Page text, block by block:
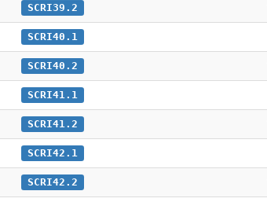
SCRI39.2
SCRI40.1
SCRI40.2
SCRI41.1
SCRI41.2
SCRI42.1
SCRI42.2